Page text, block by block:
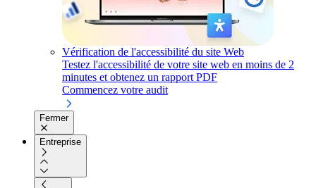
Vérification de l'accessibilité du site Web
Testez l'accessibilité de votre site web en moins de 2
minutes et obtenez un rapport PDF
Commencez votre audit
Fermer
Entreprise